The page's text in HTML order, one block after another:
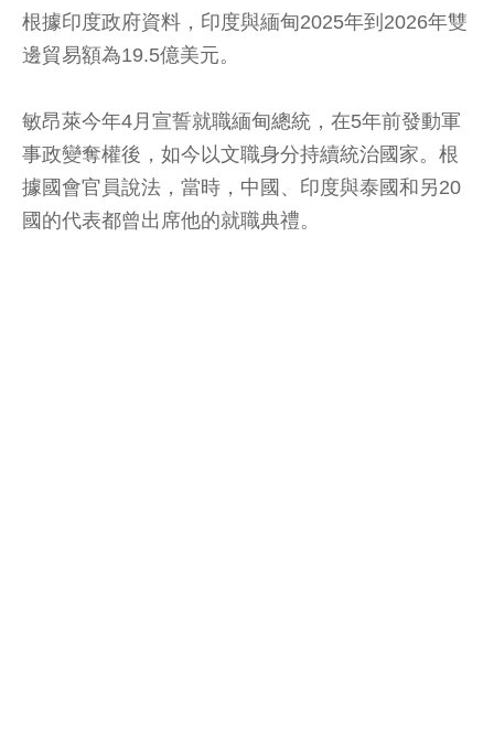
根據印度政府資料，印度與緬甸2025年到2026年雙
邊貿易額為19.5億美元。
敏昂萊今年4月宣誓就職緬甸總統，在5年前發動軍
事政變奪權後，如今以文職身分持續統治國家。根
據國會官員說法，當時，中國、印度與泰國和另20
國的代表都曾出席他的就職典禮。